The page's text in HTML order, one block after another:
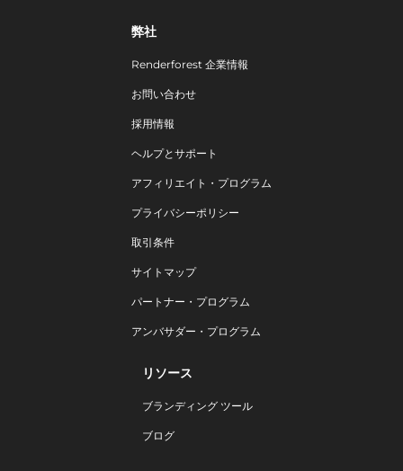
弊社
Renderforest 企業情報
お問い合わせ
採用情報
ヘルプとサポート
アフィリエイト・プログラム
プライバシーポリシー
取引条件
サイトマップ
パートナー・プログラム
アンバサダー・プログラム
リソース
ブランディング ツール
ブログ